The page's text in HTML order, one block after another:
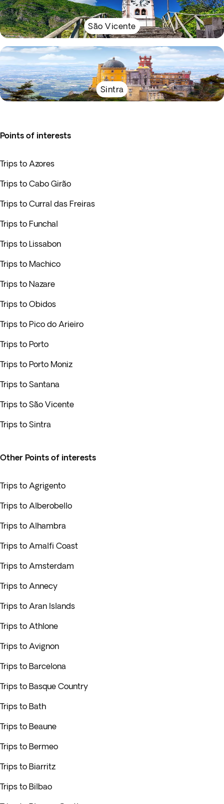
São Vicente
Sintra
Points of interests
Trips to Azores
Trips to Cabo Girão
Trips to Curral das Freiras
Trips to Funchal
Trips to Lissabon
Trips to Machico
Trips to Nazare
Trips to Obidos
Trips to Pico do Arieiro
Trips to Porto
Trips to Porto Moniz
Trips to Santana
Trips to São Vicente
Trips to Sintra
Other Points of interests
Trips to Agrigento
Trips to Alberobello
Trips to Alhambra
Trips to Amalfi Coast
Trips to Amsterdam
Trips to Annecy
Trips to Aran Islands
Trips to Athlone
Trips to Avignon
Trips to Barcelona
Trips to Basque Country
Trips to Bath
Trips to Beaune
Trips to Bermeo
Trips to Biarritz
Trips to Bilbao